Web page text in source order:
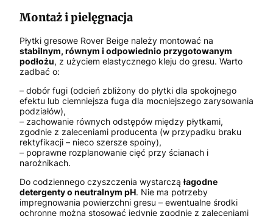
Montaż i pielęgnacja
Płytki gresowe Rover Beige należy montować na
stabilnym, równym i odpowiednio przygotowanym
podłożu, z użyciem elastycznego kleju do gresu. Warto
zadbać o:
– dobór fugi (odcień zbliżony do płytki dla spokojnego
efektu lub ciemniejsza fuga dla mocniejszego zarysowania
podziałów),
– zachowanie równych odstępów między płytkami,
zgodnie z zaleceniami producenta (w przypadku braku
rektyfikacji – nieco szersze spoiny),
– poprawne rozplanowanie cięć przy ścianach i
narożnikach.
Do codziennego czyszczenia wystarczą łagodne
detergenty o neutralnym pH. Nie ma potrzeby
impregnowania powierzchni gresu – ewentualne środki
ochronne można stosować jedynie zgodnie z zaleceniami